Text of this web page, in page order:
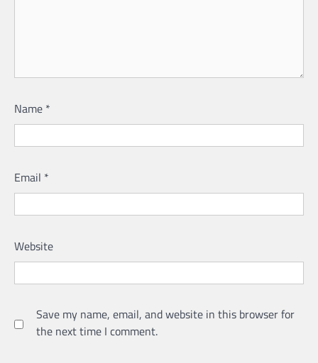
Name *
Email *
Website
Save my name, email, and website in this browser for
the next time I comment.